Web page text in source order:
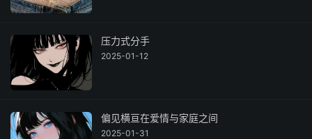
压力式分手
2025-01-12
偏见横亘在爱情与家庭之间
2025-01-31